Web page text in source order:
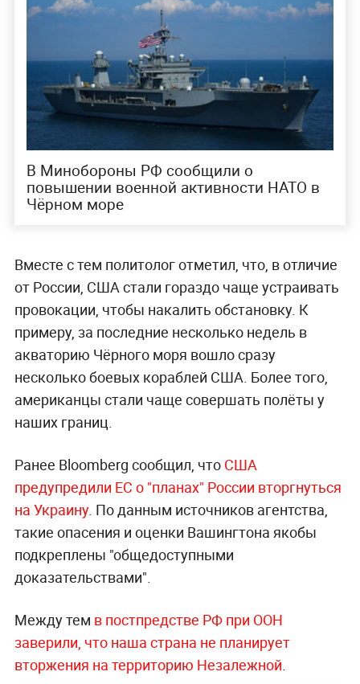
В Минобороны РФ сообщили о
повышении военной активности НАТО в
Чёрном море
Вместе с тем политолог отметил, что, в отличие
от России, США стали гораздо чаще устраивать
провокации, чтобы накалить обстановку. К
примеру, за последние несколько недель в
акваторию Чёрного моря вошло сразу
несколько боевых кораблей США. Более того,
американцы стали чаще совершать полёты у
наших границ.
Ранее Bloomberg сообщил, что США
предупредили ЕС о "планах" России вторгнуться
на Украину. По данным источников агентства,
такие опасения и оценки Вашингтона якобы
подкреплены "общедоступными
доказательствами".
Между тем в постпредстве РФ при ООН
заверили, что наша страна не планирует
вторжения на территорию Незалежной.